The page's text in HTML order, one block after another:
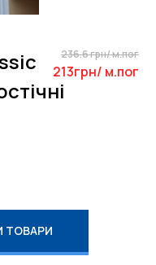
236.6 грн/ м.пог
213грн/ м.пог
ТОВАРИ